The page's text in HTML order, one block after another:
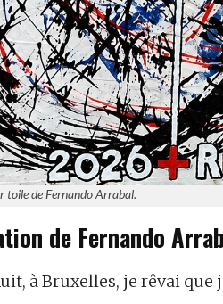
toile de Fernando Arrabal.
de Fernando
à Bruxelles, je rêvai que